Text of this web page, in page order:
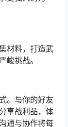
材料，打造武
峻挑战。
。与你的好友
享战利品，体
通与协作将每